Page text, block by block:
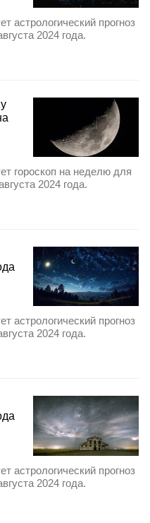
астрологический прогноз
2024 года.
гороскоп на неделю для
2024 года.
астрологический прогноз
2024 года.
астрологический прогноз
2024 года.